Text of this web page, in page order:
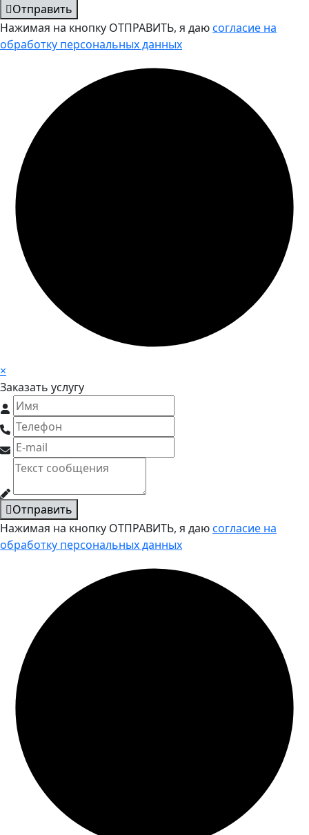
Отправить
Нажимая на кнопку ОТПРАВИТЬ, я даюсогласие на
обработку персональных данных
×
Заказать услугу
Отправить
Нажимая на кнопку ОТПРАВИТЬ, я даюсогласие на
обработку персональных данных